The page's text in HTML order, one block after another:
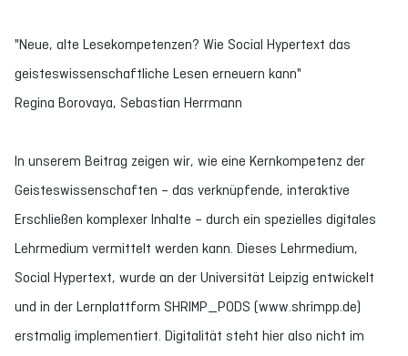
"Neue, alte Lesekompetenzen? Wie Social Hypertext das
geisteswissenschaftliche Lesen erneuern kann"
Regina Borovaya, Sebastian Herrmann
In unserem Beitrag zeigen wir, wie eine Kernkompetenz der
Geisteswissenschaften – das verknüpfende, interaktive
Erschließen komplexer Inhalte – durch ein spezielles digitales
Lehrmedium vermittelt werden kann. Dieses Lehrmedium,
Social Hypertext, wurde an der Universität Leipzig entwickelt
und in der Lernplattform SHRIMP_PODS (www.shrimpp.de)
erstmalig implementiert. Digitalität steht hier also nicht im